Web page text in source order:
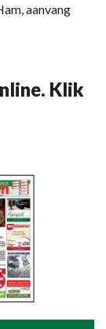
aanvang
Klik